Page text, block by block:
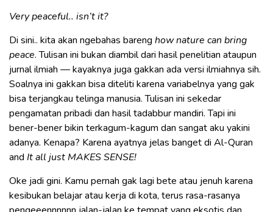
Very peaceful.. isn’t it?
Di sini.. kita akan ngebahas bareng how nature can bring
peace. Tulisan ini bukan diambil dari hasil penelitian ataupun
jurnal ilmiah — kayaknya juga gakkan ada versi ilmiahnya sih.
Soalnya ini gakkan bisa diteliti karena variabelnya yang gak
bisa terjangkau telinga manusia. Tulisan ini sekedar
pengamatan pribadi dan hasil tadabbur mandiri. Tapi ini
bener-bener bikin terkagum-kagum dan sangat aku yakini
adanya. Kenapa? Karena ayatnya jelas banget di Al-Quran
and It all just MAKES SENSE!
Oke jadi gini. Kamu pernah gak lagi bete atau jenuh karena
kesibukan belajar atau kerja di kota, terus rasa-rasanya